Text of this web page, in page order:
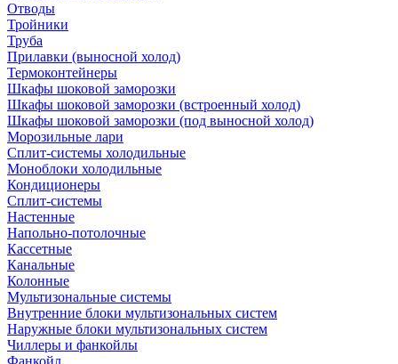
Отводы
Тройники
Труба
Прилавки (выносной холод)
Термоконтейнеры
Шкафы шоковой заморозки
Шкафы шоковой заморозки (встроенный холод)
Шкафы шоковой заморозки (под выносной холод)
Морозильные лари
Сплит-системы холодильные
Моноблоки холодильные
Кондиционеры
Сплит-системы
Настенные
Напольно-потолочные
Кассетные
Канальные
Колонные
Мультизональные системы
Внутренние блоки мультизональных систем
Наружные блоки мультизональных систем
Чиллеры и фанкойлы
Фанкойл